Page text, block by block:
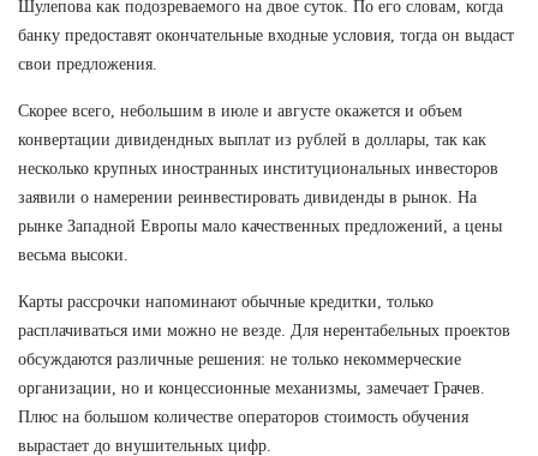
Шулепова как подозреваемого на двое суток. По его словам, когда
банку предоставят окончательные входные условия, тогда он выдаст
свои предложения.
Скорее всего, небольшим в июле и августе окажется и объем
конвертации дивидендных выплат из рублей в доллары, так как
несколько крупных иностранных институциональных инвесторов
заявили о намерении реинвестировать дивиденды в рынок. На
рынке Западной Европы мало качественных предложений, а цены
весьма высоки.
Карты рассрочки напоминают обычные кредитки, только
расплачиваться ими можно не везде. Для нерентабельных проектов
обсуждаются различные решения: не только некоммерческие
организации, но и концессионные механизмы, замечает Грачев.
Плюс на большом количестве операторов стоимость обучения
вырастает до внушительных цифр.